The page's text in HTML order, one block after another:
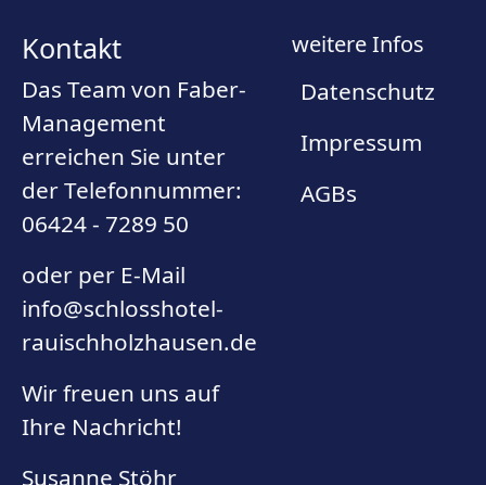
Kontakt
Das Team von Faber-
Management
erreichen Sie unter
der Telefonnummer:
06424 - 7289 50
oder per E-Mail
info@schlosshotel-
rauischholzhausen.de
Wir freuen uns auf
Ihre Nachricht!
Susanne Stöhr
weitere Infos
Datenschutz
Impressum
AGBs